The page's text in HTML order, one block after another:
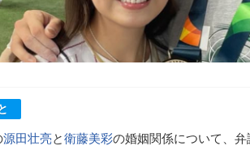
源田壮亮と衛藤美彩の婚姻関係について、